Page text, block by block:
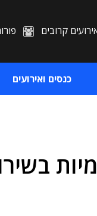
קרובים
כנסים ואירועים